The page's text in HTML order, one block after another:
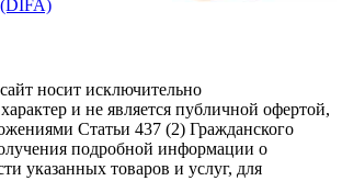
(DIFA)
носит исключительно
и не является публичной офертой,
Статьи 437 (2) Гражданского
подробной информации о
указанных товаров и услуг, для